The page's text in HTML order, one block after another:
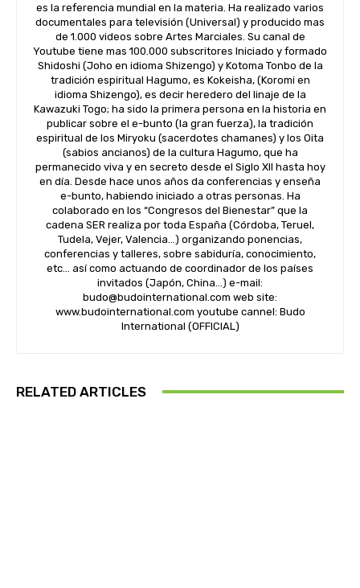
es la referencia mundial en la materia. Ha realizado varios
documentales para televisión (Universal) y producido mas
de 1.000 videos sobre Artes Marciales. Su canal de
Youtube tiene mas 100.000 subscritores Iniciado y formado
Shidoshi (Joho en idioma Shizengo) y Kotoma Tonbo de la
tradición espiritual Hagumo, es Kokeisha, (Koromi en
idioma Shizengo), es decir heredero del linaje de la
Kawazuki Togo; ha sido la primera persona en la historia en
publicar sobre el e-bunto (la gran fuerza), la tradición
espiritual de los Miryoku (sacerdotes chamanes) y los Oita
(sabios ancianos) de la cultura Hagumo, que ha
permanecido viva y en secreto desde el Siglo XII hasta hoy
en día. Desde hace unos años da conferencias y enseña
e-bunto, habiendo iniciado a otras personas. Ha
colaborado en los “Congresos del Bienestar” que la
cadena SER realiza por toda España (Córdoba, Teruel,
Tudela, Vejer, Valencia…) organizando ponencias,
conferencias y talleres, sobre sabiduría, conocimiento,
etc… así como actuando de coordinador de los países
invitados (Japón, China…) e-mail:
budo@budointernational.com web site:
www.budointernational.com youtube cannel: Budo
International (OFFICIAL)
RELATED ARTICLES